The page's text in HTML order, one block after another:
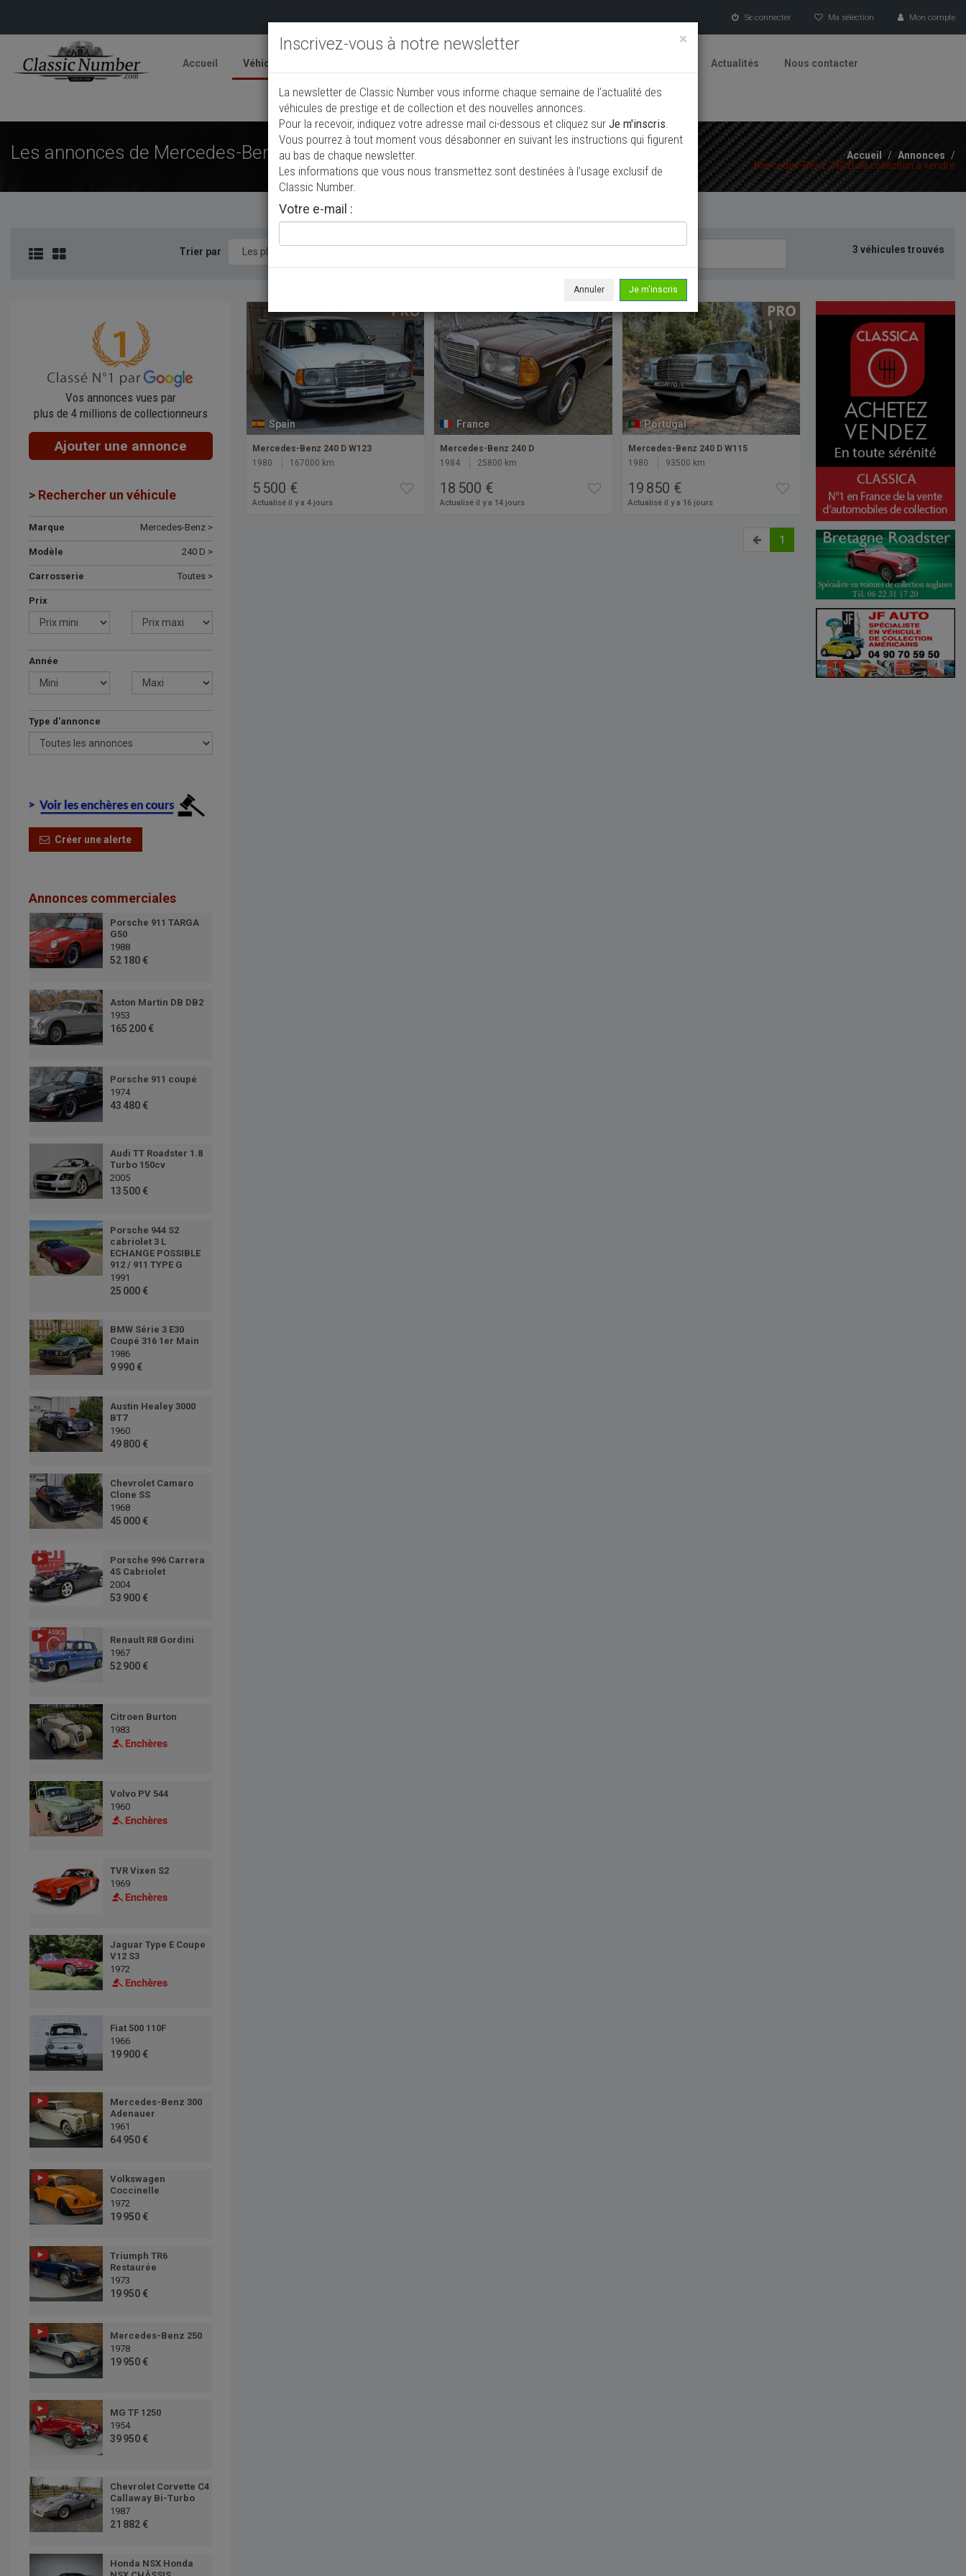
Se connecter Ma sélection Mon compte
Accueil Véhicules Actualités Nous contacter
Ajouter une annonce
Les annonces de Mercedes-Benz 240 D de collection à vendre Accueil / Annonces
/
Mercedes-Benz 240 D de collection à vendre
Trier par 3 véhicules trouvés
Vos annonces vues par
plus de 4 millions de collectionneurs
Ajouter une annonce
> Rechercher un véhicule
Marque Mercedes-Benz >
Modèle 240 D >
Carrosserie Toutes >
Prix
Année
Type d'annonce
Créer une alerte
Annonces commerciales
Porsche 911 TARGA
G50
1988
52 180 €
Aston Martin DB DB2
1953
165 200 €
Porsche 911 coupé
1974
43 480 €
Audi TT Roadster 1.8
Turbo 150cv
2005
13 500 €
Porsche 944 S2
cabriolet 3 L
ECHANGE POSSIBLE
912 / 911 TYPE G
1991
25 000 €
BMW Série 3 E30
Coupé 316 1er Main
1986
9 990 €
Austin Healey 3000
BT7
1960
49 800 €
Chevrolet Camaro
Clone SS
1968
45 000 €
Porsche 996 Carrera
4S Cabriolet
2004
53 900 €
Renault R8 Gordini
1967
52 900 €
Citroen Burton
1983
Volvo PV 544
1960
TVR Vixen S2
1969
Jaguar Type E Coupe
V12 S3
1972
Fiat 500 110F
1966
19 900 €
Mercedes-Benz 300
Adenauer
1961
64 950 €
Volkswagen
Coccinelle
1972
19 950 €
Triumph TR6
Restaurée
1973
19 950 €
Mercedes-Benz 250
1978
19 950 €
MG TF 1250
1954
39 950 €
Chevrolet Corvette C4
Callaway Bi-Turbo
1987
21 882 €
Honda NSX Honda
Spain
Mercedes-Benz 240 D W123
1980
167000 km
5 500 €
Actualisé il y a 4 jours
France
Mercedes-Benz 240 D
1984
25800 km
18 500 €
Actualisé il y a 14 jours
Portugal
Mercedes-Benz 240 D W115
1980
93500 km
19 850 €
Actualisé il y a 16 jours
1
×
Inscrivez-vous à notre newsletter
La newsletter de Classic Number vous informe chaque semaine de l’actualité des
véhicules de prestige et de collection et des nouvelles annonces.
Pour la recevoir, indiquez votre adresse mail ci-dessous et cliquez sur Je m'inscris.
Vous pourrez à tout moment vous désabonner en suivant les instructions qui figurent
au bas de chaque newsletter.
Les informations que vous nous transmettez sont destinées à l’usage exclusif de
Classic Number.
Votre e-mail :
Annuler Je m'inscris